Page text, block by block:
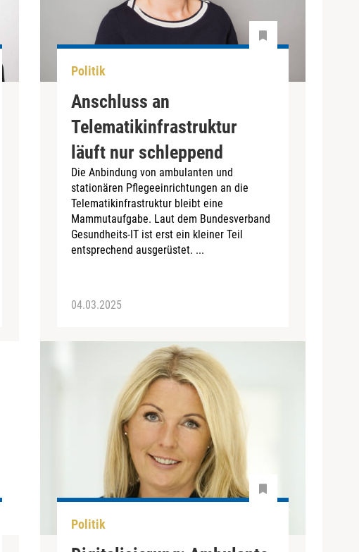
Politik
Anschluss an
Telematikinfrastruktur
läuft nur schleppend
Die Anbindung von ambulanten und
stationären Pflegeeinrichtungen an die
Telematikinfrastruktur bleibt eine
Mammutaufgabe. Laut dem Bundesverband
Gesundheits-IT ist erst ein kleiner Teil
entsprechend ausgerüstet. ...
04.03.2025
Politik